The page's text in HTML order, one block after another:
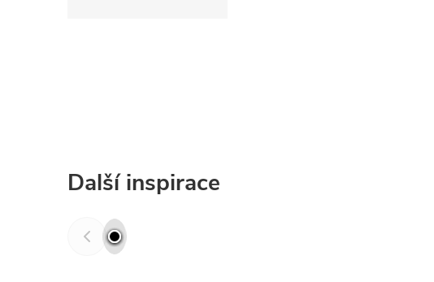
Další inspirace